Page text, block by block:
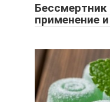
применение